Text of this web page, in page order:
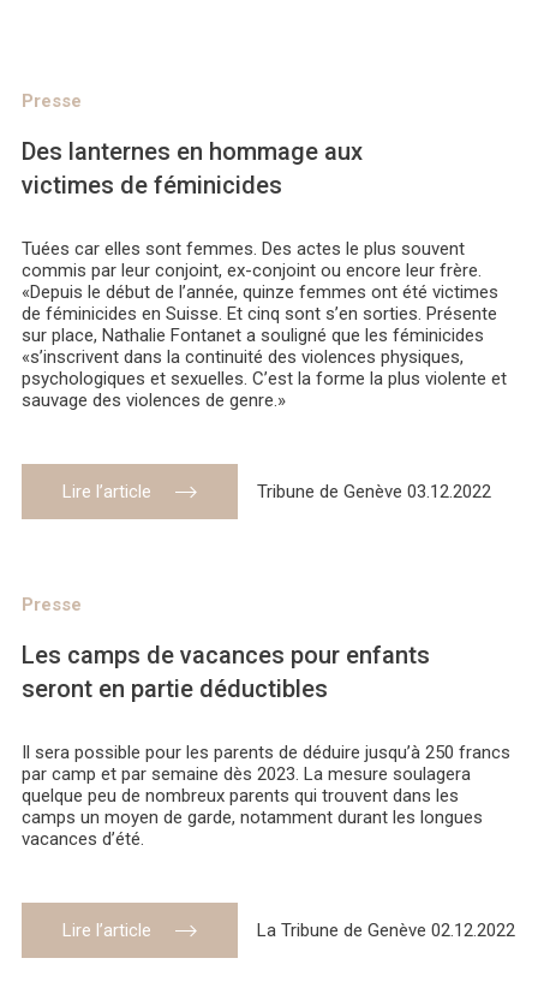
Presse
Des lanternes en hommage aux
victimes de féminicides
Tuées car elles sont femmes. Des actes le plus souvent
commis par leur conjoint, ex-conjoint ou encore leur frère.
«Depuis le début de l’année, quinze femmes ont été victimes
de féminicides en Suisse. Et cinq sont s’en sorties. Présente
sur place, Nathalie Fontanet a souligné que les féminicides
«s’inscrivent dans la continuité des violences physiques,
psychologiques et sexuelles. C’est la forme la plus violente et
sauvage des violences de genre.»
Lire l’article Tribune de Genève 03.12.2022
Presse
Les camps de vacances pour enfants
seront en partie déductibles
Il sera possible pour les parents de déduire jusqu’à 250 francs
par camp et par semaine dès 2023. La mesure soulagera
quelque peu de nombreux parents qui trouvent dans les
camps un moyen de garde, notamment durant les longues
vacances d’été.
Lire l’article La Tribune de Genève 02.12.2022